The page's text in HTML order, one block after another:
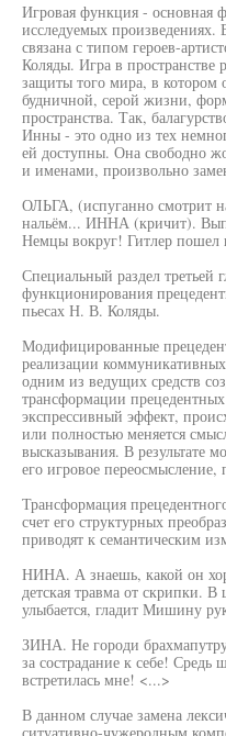
Игровая функция - основная
исследуемых произведениях.
связана с типом героев-
Коляды. Игра в пространстве
защиты того мира, в котором
будничной, серой жизни,
пространства. Так,
Инны - это одно из тех
ей доступны. Она свободно
и именами, произвольно
ОЛЬГА, (испуганно смотрит
нальём... ИННА (кричит).
Немцы вокруг! Гитлер пошел
Специальный раздел третьей
функционирования
пьесах Н. В. Коляды.
Модифицированные
реализации
одним из ведущих средств
трансформации
экспрессивный эффект,
или полностью меняется
высказывания. В результате
его игровое переосмысление,
Трансформация
счет его структурных
приводят к семантическим
НИНА. А знаешь, какой он
детская травма от скрипки.
улыбается, гладит Мишину
ЗИНА. Не городи
за сострадание к себе!
встретилась мне! <...>
В данном случае замена